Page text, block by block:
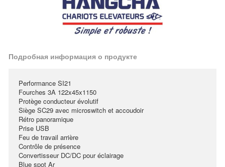
Подробная информация о продукте
Performance SI21
Fourches 3A 122x45x1150
Protège conducteur évolutif
Siège SC29 avec microswitch et accoudoir
Rétro panoramique
Prise USB
Feu de travail arrière
Contrôle de présence
Convertisseur DC/DC pour éclairage
Blue spot Ar